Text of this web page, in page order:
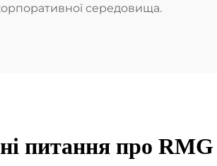
середовища.
питання про